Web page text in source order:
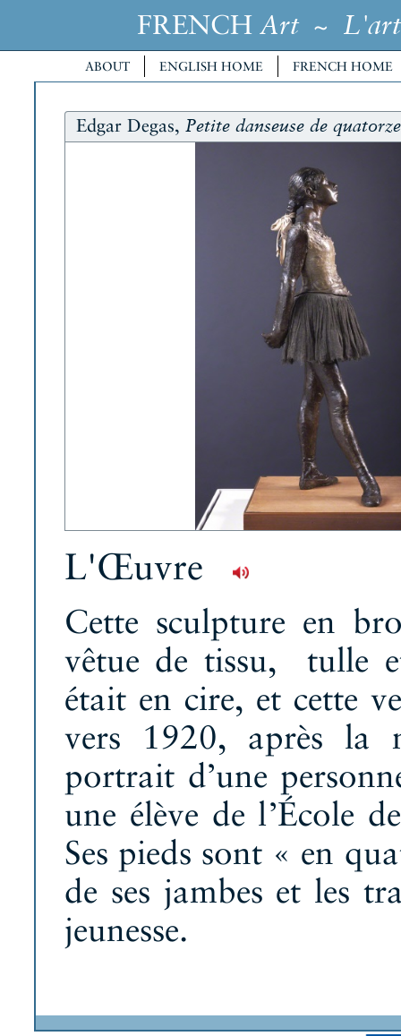
FRENCH Art~ L'art
ABOUT ENGLISH HOME FRENCH HOME
Edgar Degas, Petite danseuse de
L'Œuvre
Cette sculpture en
vêtue de tissu, tulle
était en cire, et cette
vers 1920, après la
portrait d’une
une élève de l’École
Ses pieds sont « en
de ses jambes et les
jeunesse.